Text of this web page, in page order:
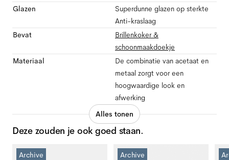
Glazen
Superdunne glazen op sterkte
Anti-kraslaag
Bevat
Brillenkoker &
schoonmaakdoekje
Materiaal
De combinatie van acetaat en
metaal zorgt voor een
hoogwaardige look en
afwerking
Alles tonen
Deze zouden je ook goed staan.
Archive Archive